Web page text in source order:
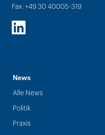
Fax: +49 30 40005-319
LinkedIn
News
Alle News
Politik
Praxis